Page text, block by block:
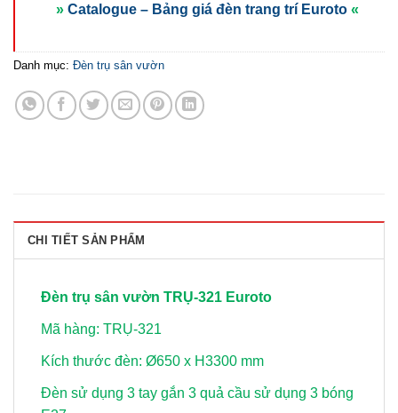
» Catalogue – Bảng giá đèn trang trí Euroto «
Danh mục: Đèn trụ sân vườn
CHI TIẾT SẢN PHẨM
Đèn trụ sân vườn TRỤ-321 Euroto
Mã hàng: TRỤ-321
Kích thước đèn: Ø650 x H3300 mm
Đèn sử dụng 3 tay gắn 3 quả cầu sử dụng 3 bóng